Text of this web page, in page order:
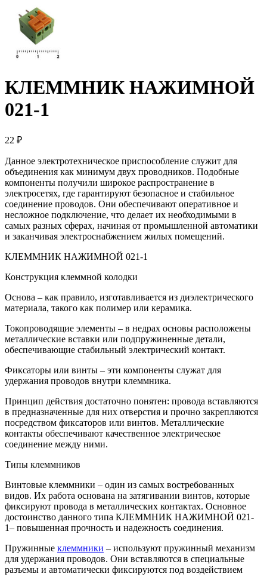
КЛЕММНИК НАЖИМНОЙ
021-1
22 ₽
Данное электротехническое приспособление служит для
объединения как минимум двух проводников. Подобные
компоненты получили широкое распространение в
электросетях, где гарантируют безопасное и стабильное
соединение проводов. Они обеспечивают оперативное и
несложное подключение, что делает их необходимыми в
самых разных сферах, начиная от промышленной автоматики
и заканчивая электроснабжением жилых помещений.
КЛЕММНИК НАЖИМНОЙ 021-1
Конструкция клеммной колодки
Основа – как правило, изготавливается из диэлектрического
материала, такого как полимер или керамика.
Токопроводящие элементы – в недрах основы расположены
металлические вставки или подпружиненные детали,
обеспечивающие стабильный электрический контакт.
Фиксаторы или винты – эти компоненты служат для
удержания проводов внутри клеммника.
Принцип действия достаточно понятен: провода вставляются
в предназначенные для них отверстия и прочно закрепляются
посредством фиксаторов или винтов. Металлические
контакты обеспечивают качественное электрическое
соединение между ними.
Типы клеммников
Винтовые клеммники – один из самых востребованных
видов. Их работа основана на затягивании винтов, которые
фиксируют провода в металлических контактах. Основное
достоинство данного типа КЛЕММНИК НАЖИМНОЙ 021-
1– повышенная прочность и надежность соединения.
Пружинные клеммники – используют пружинный механизм
для удержания проводов. Они вставляются в специальные
разъемы и автоматически фиксируются под воздействием